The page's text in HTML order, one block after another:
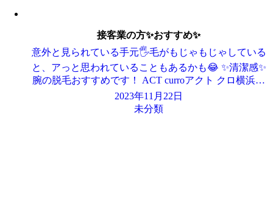
接客業の方✨おすすめ✨
意外と見られている手元🖐️毛がもじゃもじゃしている
と、アっと思われていることもあるかも😂 ✨清潔感✨
腕の脱毛おすすめです！ ACT curroアクト クロ横浜…
2023年11月22日
未分類